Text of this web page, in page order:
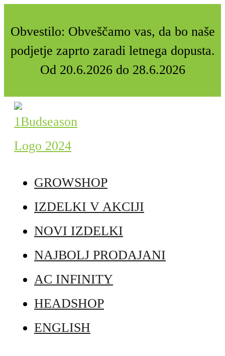
Obvestilo: Obveščamo vas, da bo naše
podjetje zaprto zaradi letnega dopusta.
Od 20.6.2026 do 28.6.2026
GROWSHOP
IZDELKI V AKCIJI
NOVI IZDELKI
NAJBOLJ PRODAJANI
AC INFINITY
HEADSHOP
ENGLISH